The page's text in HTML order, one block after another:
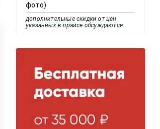
фото)
дополнительные скидки от цен
указанных в прайсе обсуждаются.